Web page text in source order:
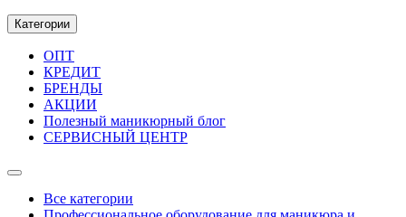
Категории
ОПТ
КРЕДИТ
БРЕНДЫ
АКЦИИ
Полезный маникюрный блог
СЕРВИСНЫЙ ЦЕНТР
Все категории